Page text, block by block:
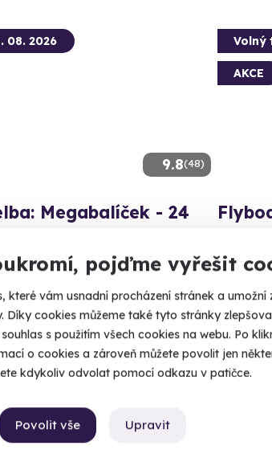
pojďme vyřešit
které vám usnadní procházení stránek a umožní
Díky cookies můžeme také tyto stránky
s použitím všech cookies na webu. Po
o cookies a zároveň můžete povolit jen
kdykoliv odvolat pomocí odkazu v patičce.
Upravit
Povolit vše
9.8(48)
08. 2026
Megabalíček - 24
zbraní!
Volný
AKCE
Jen vy,
(+ 14
1 590
08. 2026